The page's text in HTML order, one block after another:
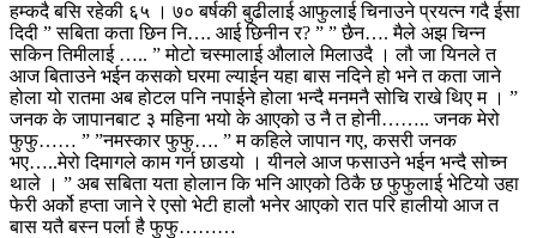
हम्कदै बसि रहेकी ६५ । ७० बर्षकी बुढीलाई आफुलाई चिनाउने प्रयत्न गदै ईसा
दिदी ” सबिता कता छिन नि…. आई छिनीन र? ” ” छैन…. मैले अझ चिन्न
सकिन तिमीलाई ….. ” मोटो चस्मालाई औलाले मिलाउदै । लौ जा यिनले त
आज बिताउने भईन कसको घरमा ल्याईन यहा बास नदिने हो भने त कता जाने
होला यो रातमा अब होटल पनि नपाईने होला भन्दै मनमनै सोचि राखे थिए म । ”
जनक के जापानबाट ३ महिना भयो के आएको उ नै त होनी…….. जनक मेरो
फुफु…… ” ”नमस्कार फुफु…. ” म कहिले जापान गए, कसरी जनक
भए…..मेरो दिमागले काम गर्न छाडयो । यीनले आज फसाउने भईन भन्दै सोच्न
थाले । ” अब सबिता यता होलान कि भनि आएको ठिकै छ फुफुलाई भेटियो उहा
फेरी अर्को हप्ता जाने रे एसो भेटी हालौ भनेर आएको रात परि हालीयो आज त
बास यतै बस्न पर्ला है फुफु………